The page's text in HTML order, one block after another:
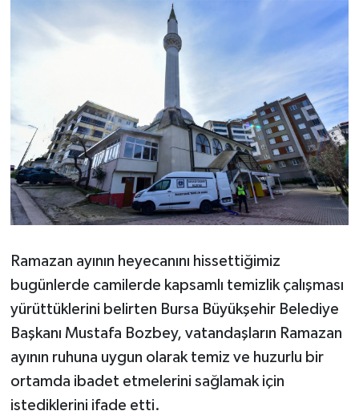
Ramazan ayının heyecanını hissettiğimiz
bugünlerde camilerde kapsamlı temizlik çalışması
yürüttüklerini belirten Bursa Büyükşehir Belediye
Başkanı Mustafa Bozbey, vatandaşların Ramazan
ayının ruhuna uygun olarak temiz ve huzurlu bir
ortamda ibadet etmelerini sağlamak için
istediklerini ifade etti.